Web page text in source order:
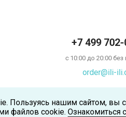
+7 499
с 10:00 до 20:00
order@ili-
Пользуясь нашим сайтом, вы
файлов cookie. Ознакомиться